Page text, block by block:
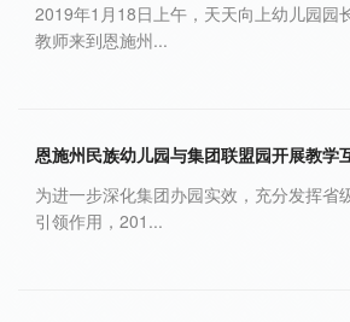
2019年1月18日上午，天天向上幼儿园园
教师来到恩施州...
恩施州民族幼儿园与集团联盟园开展教学
为进一步深化集团办园实效，充分发挥省
引领作用，201...